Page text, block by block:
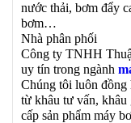
nước thải, bơm đẩy
bơm…
Nhà phân phối
Công ty TNHH
uy tín trong ngành
Chúng tôi luôn đồng
từ khâu tư vấn, khâu
cấp sản phẩm máy